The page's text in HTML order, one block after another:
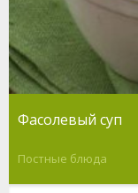
Фасолевый суп
Постные блюда